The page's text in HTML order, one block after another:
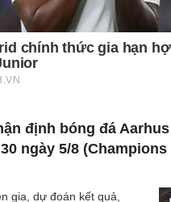
định bóng đá
ngày 5/8 (Champions
gia, dự đoán kết quả,